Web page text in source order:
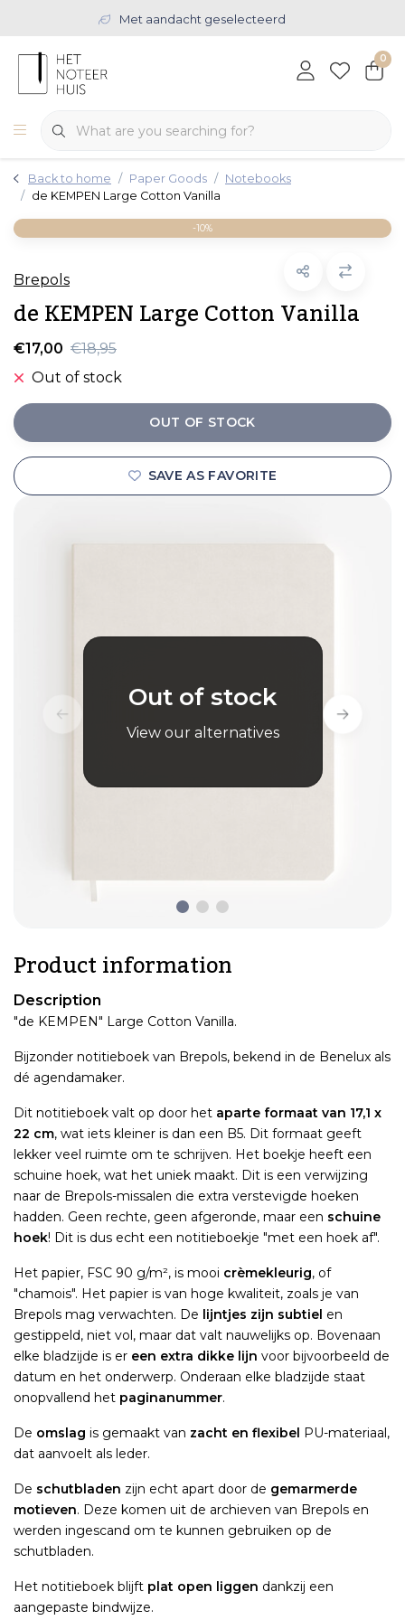
Met aandacht geselecteerd
0
Back to home Paper Goods
Notebooks
de KEMPEN Large Cotton Vanilla
Out of stock
View our alternatives
-10%
Brepols
de KEMPEN Large Cotton Vanilla
€17,00 €18,95
Out of stock
OUT OF STOCK
SAVE AS FAVORITE
Product information
Description
"de KEMPEN" Large Cotton Vanilla.
Bijzonder notitieboek van Brepols, bekend in de Benelux als
dé agendamaker.
Dit notitieboek valt op door het aparte formaat van 17,1 x
22 cm, wat iets kleiner is dan een B5. Dit formaat geeft
lekker veel ruimte om te schrijven. Het boekje heeft een
schuine hoek, wat het uniek maakt. Dit is een verwijzing
naar de Brepols-missalen die extra verstevigde hoeken
hadden. Geen rechte, geen afgeronde, maar een schuine
hoek! Dit is dus echt een notitieboekje "met een hoek af".
Het papier, FSC 90 g/m², is mooi crèmekleurig, of
"chamois". Het papier is van hoge kwaliteit, zoals je van
Brepols mag verwachten. De lijntjes zijn subtiel en
gestippeld, niet vol, maar dat valt nauwelijks op. Bovenaan
elke bladzijde is er een extra dikke lijn voor bijvoorbeeld de
datum en het onderwerp. Onderaan elke bladzijde staat
onopvallend het paginanummer.
De omslag is gemaakt van zacht en flexibel PU-materiaal,
dat aanvoelt als leder.
De schutbladen zijn echt apart door de gemarmerde
motieven. Deze komen uit de archieven van Brepols en
werden ingescand om te kunnen gebruiken op de
schutbladen.
Het notitieboek blijft plat open liggen dankzij een
aangepaste bindwijze.